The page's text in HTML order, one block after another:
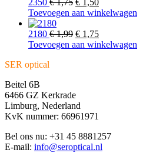
2350 €1,75
prijs
€ 1,75.
€ 1,50
prijs
€ 1,50.
Toevoegen aan winkelwagen
2180 €1,99 Oorspronkelijke
prijs
€ 1,75Huidige
prijs
Toevoegen aan winkelwagen
SER optical
Beitel 6B
6466 GZ Kerkrade
Limburg, Nederland
KvK nummer: 66961971
Bel ons nu: +31 45 8881257
E-mail: info@seroptical.nl